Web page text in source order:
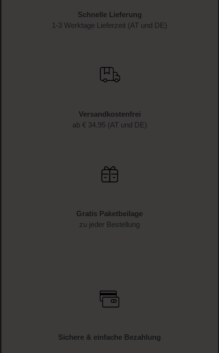
Schnelle Lieferung
1-3 Werktage Lieferzeit (AT und DE)
Versandkostenfrei
ab € 34.95 (AT und DE)
Gratis Paketbeilage
zu jeder Bestellung
Sichere & einfache Bezahlung